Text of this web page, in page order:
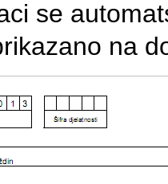
se
na